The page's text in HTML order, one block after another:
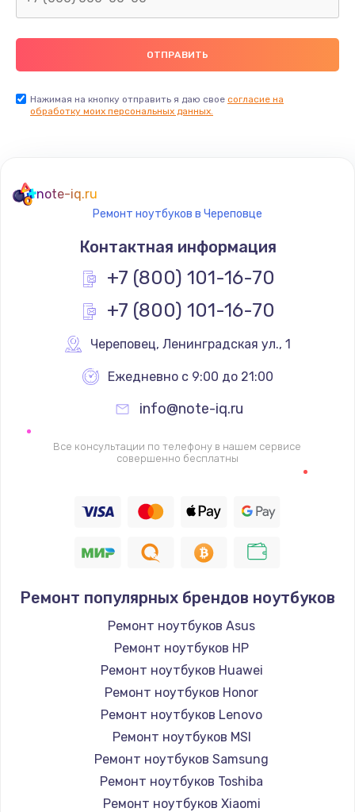
Нажимая на кнопку отправить я даю свое согласие на
обработку моих персональных данных.
note-iq.ru
Ремонт ноутбуков в Череповце
Контактная информация
+7 (800) 101-16-70
+7 (800) 101-16-70
Череповец, Ленинградская ул., 1
Ежедневно с 9:00 до 21:00
info@note-iq.ru
Все консультации по телефону в нашем сервисе
совершенно бесплатны
Ремонт популярных брендов ноутбуков
Ремонт ноутбуков Asus
Ремонт ноутбуков HP
Ремонт ноутбуков Huawei
Ремонт ноутбуков Honor
Ремонт ноутбуков Lenovo
Ремонт ноутбуков MSI
Ремонт ноутбуков Samsung
Ремонт ноутбуков Toshiba
Ремонт ноутбуков Xiaomi